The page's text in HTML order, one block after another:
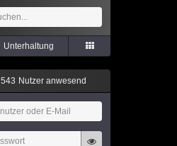
Unterhaltung
543 Nutzer anwesend